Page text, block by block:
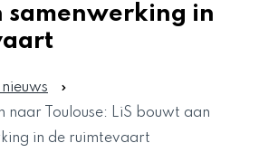
samenwerking in
naar Toulouse: LiS bouwt aan
in de ruimtevaart